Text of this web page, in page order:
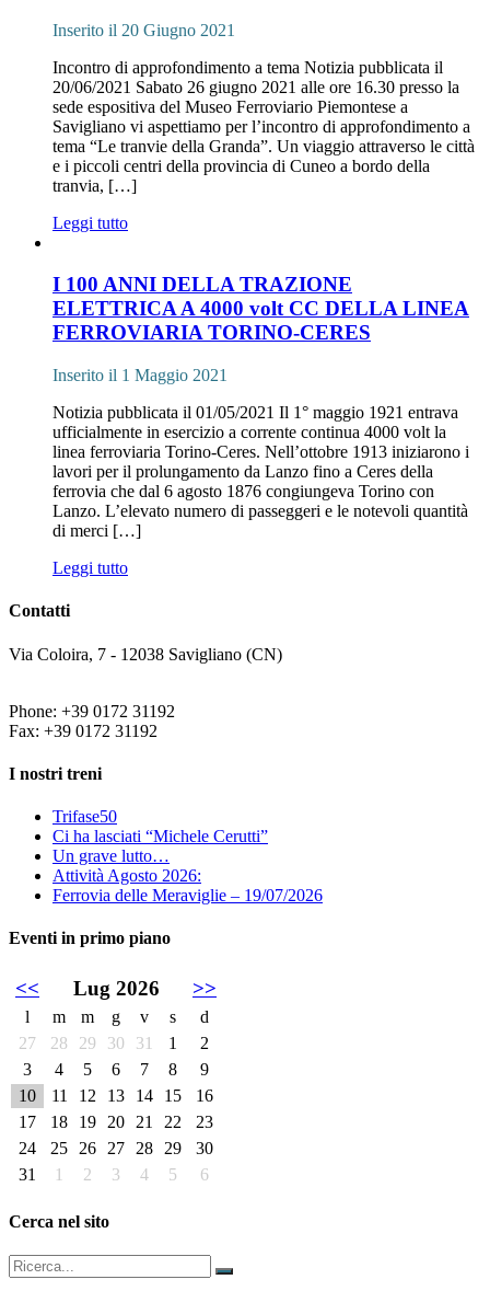
Inserito il 20 Giugno 2021
Incontro di approfondimento a tema Notizia pubblicata il
20/06/2021 Sabato 26 giugno 2021 alle ore 16.30 presso la
sede espositiva del Museo Ferroviario Piemontese a
Savigliano vi aspettiamo per l’incontro di approfondimento a
tema “Le tranvie della Granda”. Un viaggio attraverso le città
e i piccoli centri della provincia di Cuneo a bordo della
tranvia, […]
Leggi tutto
I 100 ANNI DELLA TRAZIONE
ELETTRICA A 4000 volt CC DELLA LINEA
FERROVIARIA TORINO-CERES
Inserito il 1 Maggio 2021
Notizia pubblicata il 01/05/2021 Il 1° maggio 1921 entrava
ufficialmente in esercizio a corrente continua 4000 volt la
linea ferroviaria Torino-Ceres. Nell’ottobre 1913 iniziarono i
lavori per il prolungamento da Lanzo fino a Ceres della
ferrovia che dal 6 agosto 1876 congiungeva Torino con
Lanzo. L’elevato numero di passeggeri e le notevoli quantità
di merci […]
Leggi tutto
Contatti
Via Coloira, 7 - 12038 Savigliano (CN)
Phone: +39 0172 31192
Fax: +39 0172 31192
I nostri treni
Trifase50
Ci ha lasciati “Michele Cerutti”
Un grave lutto…
Attività Agosto 2026:
Ferrovia delle Meraviglie – 19/07/2026
Eventi in primo piano
<< Lug 2026 >>
l m m g v s
d
27
28 29 30 31 1
2
3
4 5 6 7 8
9
10
11 12 13 14 15
16
17
18 19 20 21 22
23
24
25 26 27 28 29
30
31
1 2 3 4 5 6
Cerca nel sito